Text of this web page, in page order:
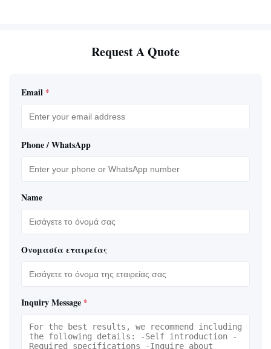
Request A Quote
Email *
Phone / WhatsApp
Name
Ονομασία εταιρείας
Inquiry Message *